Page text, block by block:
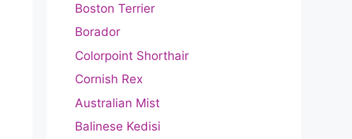
Boston Terrier
Borador
Colorpoint Shorthair
Cornish Rex
Australian Mist
Balinese Kedisi